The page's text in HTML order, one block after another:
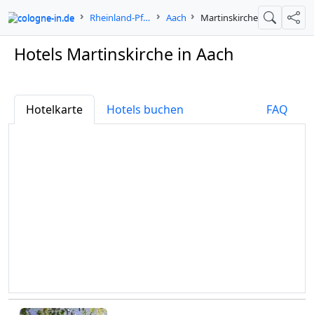
cologne-in.de Rheinland-Pfalz Aach Martinskirche Suche
Hotels Martinskirche in Aach
Hotelkarte Hotels buchen FAQ